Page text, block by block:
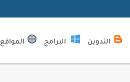
التدوين البرامج المواقع